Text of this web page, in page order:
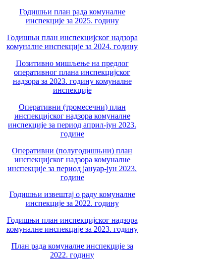
Годишњи план рада комуналне
инспекције за 2025. годину
Годишњи план инспекцијског надзора
комуналне инспекције за 2024. годину
Позитивно мишљење на предлог
оперативног плана инспекцијског
надзора за 2023. годину комуналне
инспекције
Оперативни (тромесечни) план
инспекцијског надзора комуналне
инспекције за период април-јун 2023.
године
Оперативни (полугодишњни) план
инспекцијског надзора комуналне
инспекције за период јануар-јун 2023.
године
Годишњи извештај о раду комуналне
инспекције за 2022. годину
Годишњи план инспекцијског надзора
комуналне инспекције за 2023. годину
План рада комуналне инспекције за
2022. годину